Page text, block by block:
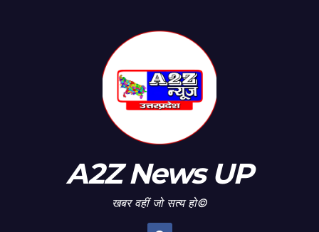
A2Z News UP
खबर वहीं जो सत्य हो©